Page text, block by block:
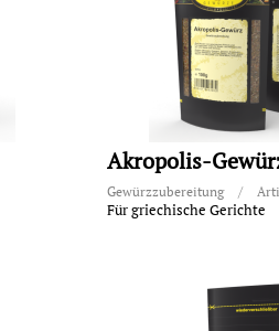
Akropolis-
Gewürzzubereitung /
Für griechische Gerichte